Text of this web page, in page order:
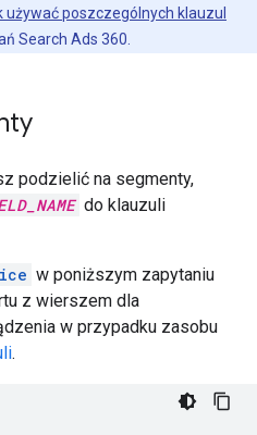
używać poszczególnych klauzul
Search Ads 360.
podzielić na segmenty,
do klauzuli
w poniższym zapytaniu
z wierszem dla
w przypadku zasobu
.